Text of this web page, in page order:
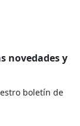
novedades y
boletín de